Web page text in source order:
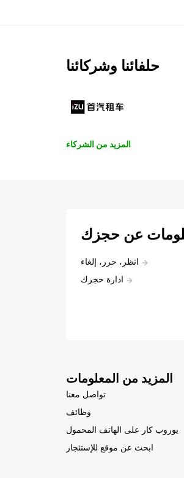
حلفائنا وشركائنا
المزيد من الشركاء
عن حجزك
انظر، حرر، إلغاء
ادارة حجزك
المزيد من المعلومات
تواصل معنا
وظائف
يوروب كار على الهاتف المحمول
ابحث عن موقع للإستئجار